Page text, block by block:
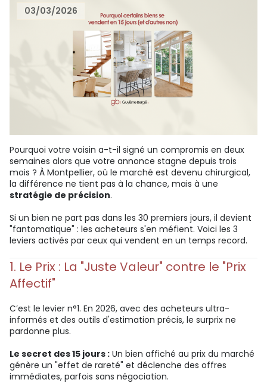
03/03/2026
Pourquoi votre voisin a-t-il signé un compromis en deux
semaines alors que votre annonce stagne depuis trois
mois ? À Montpellier, où le marché est devenu chirurgical,
la différence ne tient pas à la chance, mais à une
stratégie de précision.
Si un bien ne part pas dans les 30 premiers jours, il devient
"fantomatique" : les acheteurs s'en méfient. Voici les 3
leviers activés par ceux qui vendent en un temps record.
1. Le Prix : La "Juste Valeur" contre le "Prix
Affectif"
C’est le levier n°1. En 2026, avec des acheteurs ultra-
informés et des outils d'estimation précis, le surprix ne
pardonne plus.
Le secret des 15 jours : Un bien affiché au prix du marché
génère un "effet de rareté" et déclenche des offres
immédiates, parfois sans négociation.